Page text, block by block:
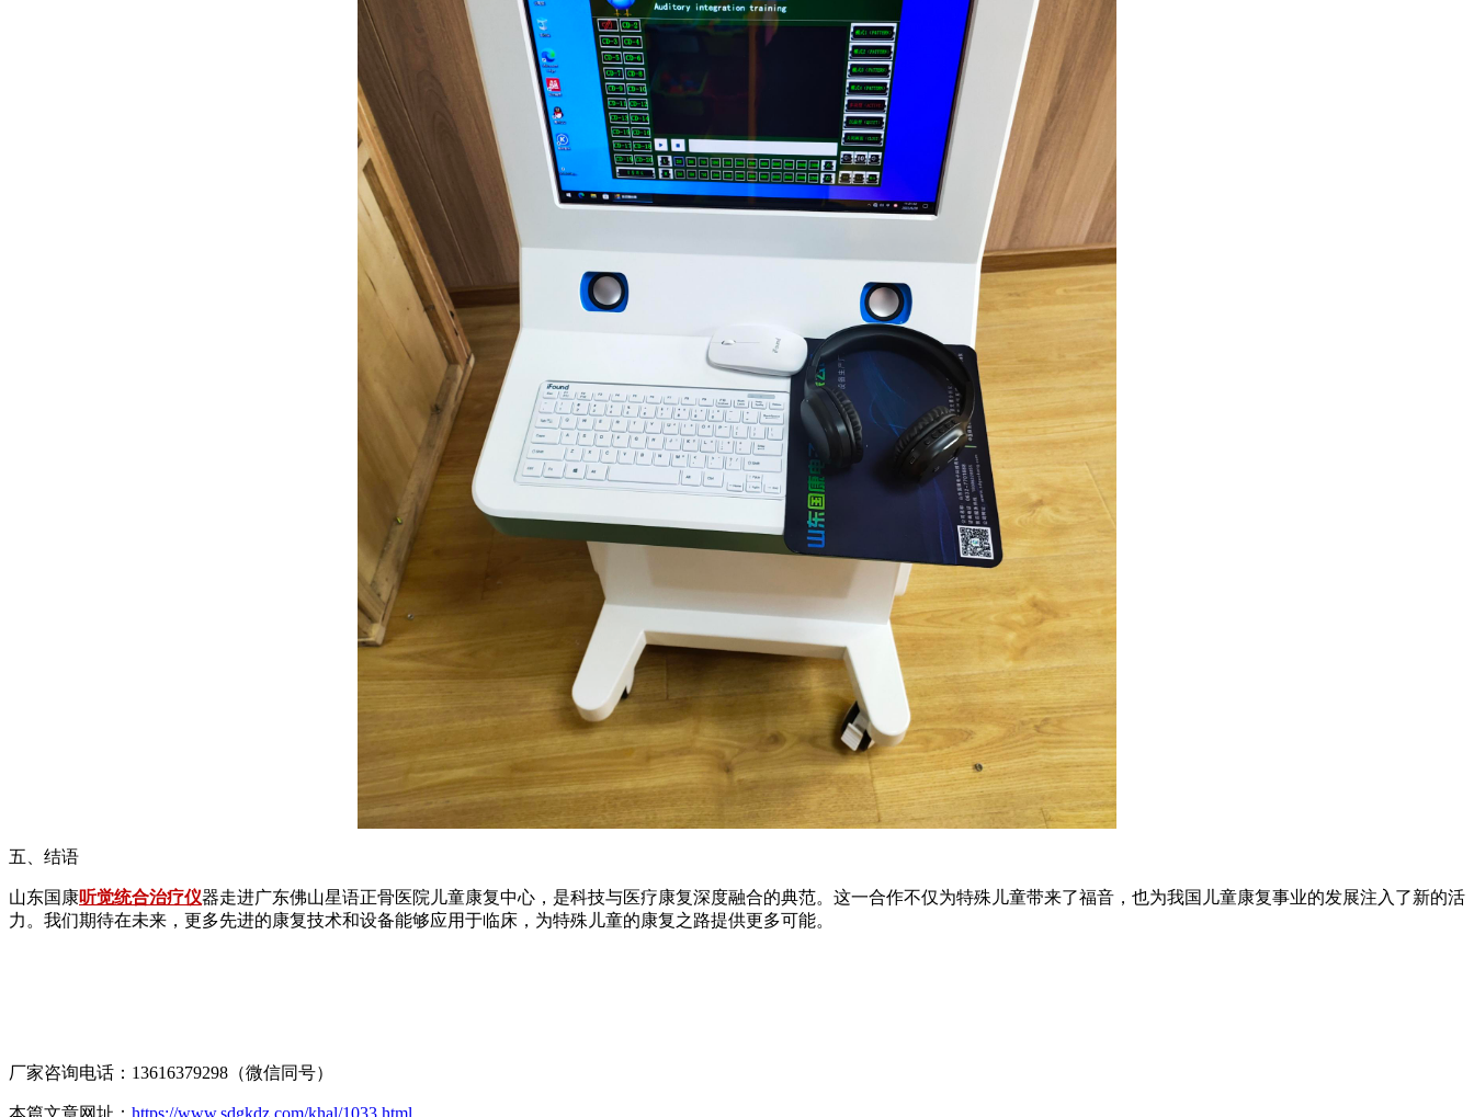
五、结语
山东国康听觉统合治疗仪器走进广东佛山星语正骨医院儿童康复中心，是科技与医疗康复深度融合的典范。这一合作不仅为特殊儿童带来了福音，也为我国儿童康复事业的发展注入了新的活
力。我们期待在未来，更多先进的康复技术和设备能够应用于临床，为特殊儿童的康复之路提供更多可能。
厂家咨询电话：13616379298（微信同号）
本篇文章网址： https://www.sdgkdz.com/khal/1033.html